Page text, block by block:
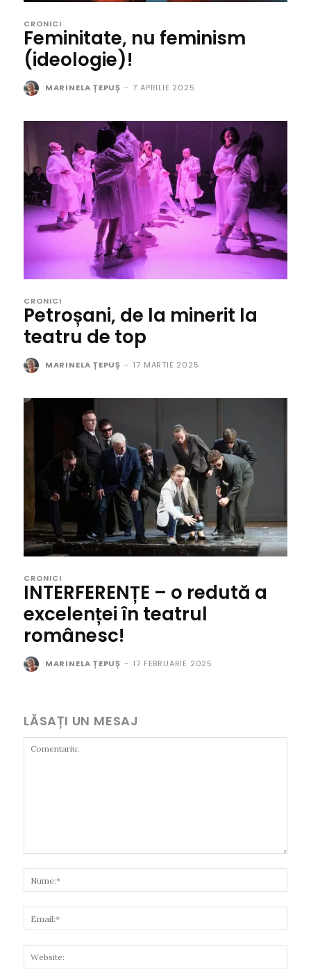
CRONICI
Feminitate, nu feminism
(ideologie)!
MARINELA ȚEPUȘ - 7 APRILIE 2025
CRONICI
Petroșani, de la minerit la
teatru de top
MARINELA ȚEPUȘ - 17 MARTIE 2025
CRONICI
INTERFERENȚE – o redută a
excelenței în teatrul
românesc!
MARINELA ȚEPUȘ - 17 FEBRUARIE 2025
LĂSAȚI UN MESAJ